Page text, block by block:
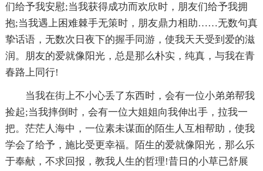
们给予我安慰;当我获得成功而欢欣时，朋友们给予我拥
抱;当我遇上困难棘手无策时，朋友鼎力相助……无数句真
挚话语，无数次日夜下的握手同游，使我天天受到爱的滋
润。朋友的爱就像阳光，总是那么朴实，纯真，与我在青
春路上同行!
当我在街上不小心丢了东西时，会有一位小弟弟帮我
捡起;当我摔倒时，会有一位大姐姐向我伸出手，拉我一
把。茫茫人海中，一位素未谋面的陌生人互相帮助，使我
学会了给予，施比受更幸福。陌生的爱就像阳光，那么乐
于奉献，不求回报，教我人生的哲理!昔日的小草已舒展